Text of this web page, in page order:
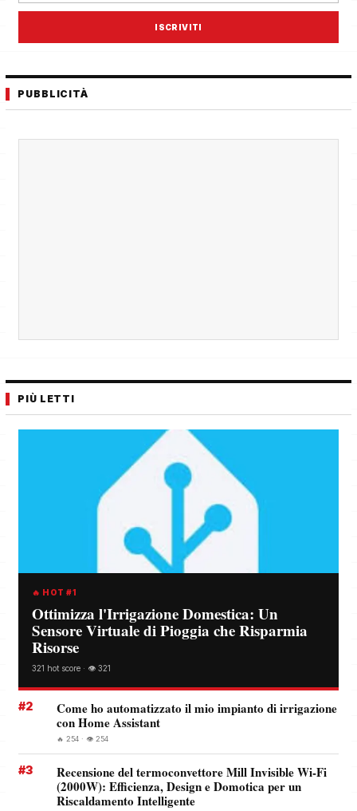
ISCRIVITI
PUBBLICITÀ
PIÙ LETTI
🔥 HOT #1
Ottimizza l'Irrigazione Domestica: Un
Sensore Virtuale di Pioggia che Risparmia
Risorse
321 hot score · 👁️ 321
#2
Come ho automatizzato il mio impianto di irrigazione
con Home Assistant
🔥 254 · 👁️ 254
#3
Recensione del termoconvettore Mill Invisible Wi-Fi
(2000W): Efficienza, Design e Domotica per un
Riscaldamento Intelligente